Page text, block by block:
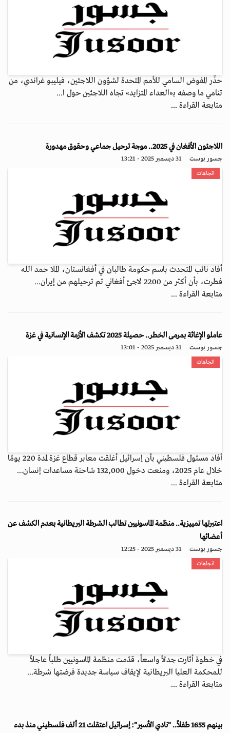
حذّر المفوض السامي للأمم المتحدة لشؤون اللاجئين، فيليبو غراندي، من
تنامي ما وصفه بـ«العداء المتزايد» تجاه اللاجئين حول ا...
متابعة القراءة ...
اللاجئون الأفغان في 2025.. موجة ترحيل جماعي وحقوق مهدورة
جسور بوست 31 ديسمبر 2025 - 13:21
اتجاهات
أفاد نائب المتحدث باسم حكومة طالبان في أفغانستان، الملا حمد الله
فطرت، بأن أكثر من 2200 لاجئ أفغاني تم ترحيلهم من إيران...
متابعة القراءة ...
عاملو الإغاثة بمرمى الخطر.. حصيلة 2025 تكشف الأزمة الإنسانية في غزة
جسور بوست 31 ديسمبر 2025 - 13:01
اتجاهات
أفاد مسئول فلسطيني بأن إسرائيل أغلقت معابر قطاع غزة لمدة 220 يومًا
خلال عام 2025، ومنعت دخول 132,000 شاحنة مساعدات إنسان...
متابعة القراءة ...
اعتبرتها تمييزية.. منظمة الماسونيين تطالب الشرطة البريطانية بعدم الكشف عن
أعضائها
جسور بوست 31 ديسمبر 2025 - 12:25
اتجاهات
في خطوة أثارت جدلاً واسعاً، قدّمت منظمة الماسونيين طلباً عاجلاً
للمحكمة العليا البريطانية لإيقاف سياسة جديدة فرضتها شرطة...
متابعة القراءة ...
بينهم 1655 طفلاً.. "نادي الأسير": إسرائيل اعتقلت 21 ألف فلسطيني منذ بدء